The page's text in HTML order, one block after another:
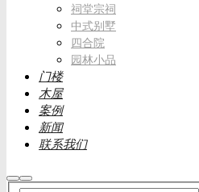
祠堂宗祠
中式别墅
四合院
园林小品
门楼
木屋
案例
新闻
联系我们
搜 主